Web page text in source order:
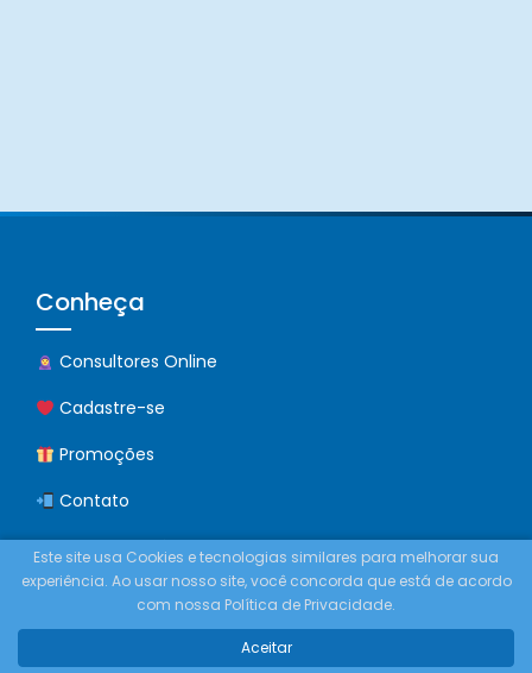
Conheça
Consultores Online
Cadastre-se
Promoções
Contato
Comprar Créditos
Posts Recentes
Este site usa Cookies e tecnologias similares para melhorar sua
experiência. Ao usar nosso site, você concorda que está de acordo
com nossa Política de Privacidade.
Aceitar